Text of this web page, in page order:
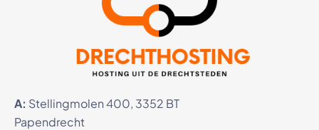
A: Stellingmolen 400, 3352 BT
Papendrecht